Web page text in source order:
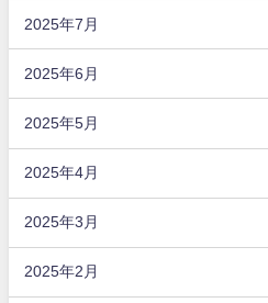
2025年7月
2025年6月
2025年5月
2025年4月
2025年3月
2025年2月